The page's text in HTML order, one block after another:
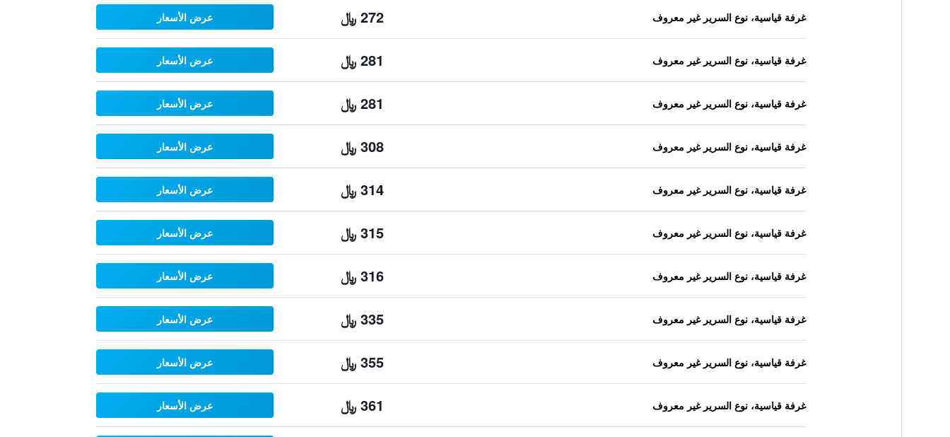
غرفة قياسية، نوع السرير غير معروف 272 ﷼ عرض الأسعار
غرفة قياسية، نوع السرير غير معروف 281 ﷼ عرض الأسعار
غرفة قياسية، نوع السرير غير معروف 281 ﷼ عرض الأسعار
غرفة قياسية، نوع السرير غير معروف 308 ﷼ عرض الأسعار
غرفة قياسية، نوع السرير غير معروف 314 ﷼ عرض الأسعار
غرفة قياسية، نوع السرير غير معروف 315 ﷼ عرض الأسعار
غرفة قياسية، نوع السرير غير معروف 316 ﷼ عرض الأسعار
غرفة قياسية، نوع السرير غير معروف 335 ﷼ عرض الأسعار
غرفة قياسية، نوع السرير غير معروف 355 ﷼ عرض الأسعار
غرفة قياسية، نوع السرير غير معروف 361 ﷼ عرض الأسعار